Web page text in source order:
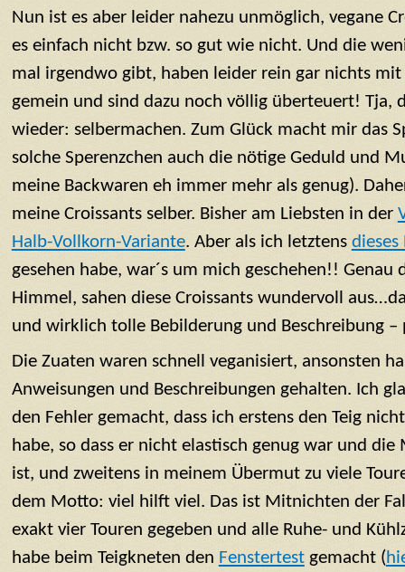
Nun ist es aber leider nahezu unmöglich, vegane
es einfach nicht bzw. so gut wie nicht. Und die
mal irgendwo gibt, haben leider rein gar nichts
gemein und sind dazu noch völlig überteuert! Tja,
wieder: selbermachen. Zum Glück macht mir das
solche Sperenzchen auch die nötige Geduld und
meine Backwaren eh immer mehr als genug).
meine Croissants selber. Bisher am Liebsten in der
Halb-Vollkorn-Variante. Aber als ich letztens dieses
gesehen habe, war´s um mich geschehen!! Genau
Himmel, sahen diese Croissants wundervoll
und wirklich tolle Bebilderung und Beschreibung –
Die Zuaten waren schnell veganisiert, ansonsten
Anweisungen und Beschreibungen gehalten. Ich
den Fehler gemacht, dass ich erstens den Teig
habe, so dass er nicht elastisch genug war und
ist, und zweitens in meinem Übermut zu viele
dem Motto: viel hilft viel. Das ist Mitnichten der
exakt vier Touren gegeben und alle Ruhe- und
habe beim Teigkneten den Fenstertestgemacht (